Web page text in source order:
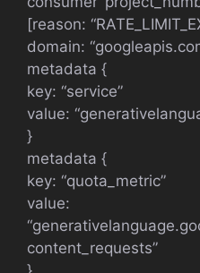
[reason:
domain:
metadata {
key: “service”
value:
}
metadata {
key: “quota_metric”
value:
content_requests”